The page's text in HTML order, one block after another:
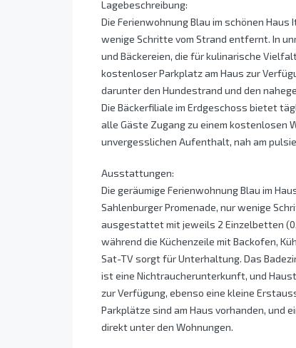
Lagebeschreibung:
Die Ferienwohnung Blau im schönen
wenige Schritte vom Strand entfernt. In
und Bäckereien, die für kulinarische
kostenloser Parkplatz am Haus zur
darunter den Hundestrand und den
Die Bäckerfiliale im Erdgeschoss bietet
alle Gäste Zugang zu einem kostenlosen
unvergesslichen Aufenthalt, nah am
Ausstattungen:
Die geräumige Ferienwohnung Blau im
Sahlenburger Promenade, nur wenige
ausgestattet mit jeweils 2 Einzelbetten
während die Küchenzeile mit Backofen,
Sat-TV sorgt für Unterhaltung. Das
ist eine Nichtraucherunterkunft, und
zur Verfügung, ebenso eine kleine
Parkplätze sind am Haus vorhanden, und
direkt unter den Wohnungen.